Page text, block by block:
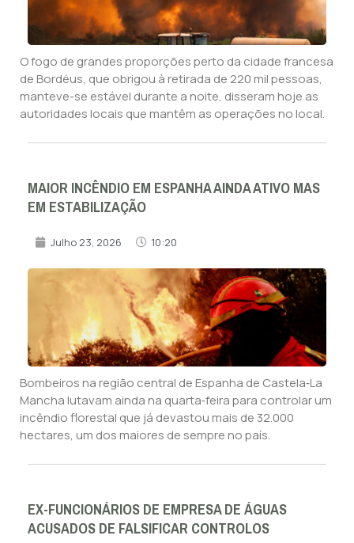
O fogo de grandes proporções perto da cidade francesa
de Bordéus, que obrigou à retirada de 220 mil pessoas,
manteve-se estável durante a noite, disseram hoje as
autoridades locais que mantêm as operações no local.
MAIOR INCÊNDIO EM ESPANHA AINDA ATIVO MAS
EM ESTABILIZAÇÃO
Julho 23, 2026 10:20
Bombeiros na região central de Espanha de Castela‑La
Mancha lutavam ainda na quarta‑feira para controlar um
incêndio florestal que já devastou mais de 32.000
hectares, um dos maiores de sempre no país.
EX-FUNCIONÁRIOS DE EMPRESA DE ÁGUAS
ACUSADOS DE FALSIFICAR CONTROLOS